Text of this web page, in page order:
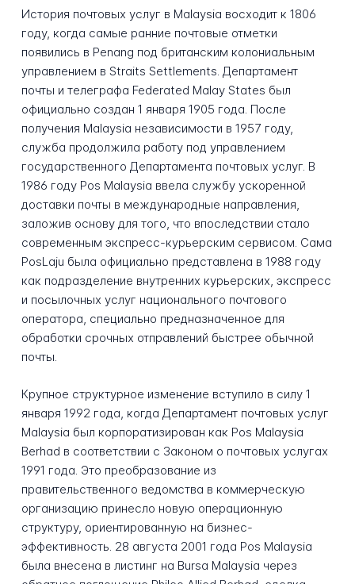
История почтовых услуг в Malaysia восходит к 1806
году, когда самые ранние почтовые отметки
появились в Penang под британским колониальным
управлением в Straits Settlements. Департамент
почты и телеграфа Federated Malay States был
официально создан 1 января 1905 года. После
получения Malaysia независимости в 1957 году,
служба продолжила работу под управлением
государственного Департамента почтовых услуг. В
1986 году Pos Malaysia ввела службу ускоренной
доставки почты в международные направления,
заложив основу для того, что впоследствии стало
современным экспресс-курьерским сервисом. Сама
PosLaju была официально представлена в 1988 году
как подразделение внутренних курьерских, экспресс
и посылочных услуг национального почтового
оператора, специально предназначенное для
обработки срочных отправлений быстрее обычной
почты.
Крупное структурное изменение вступило в силу 1
января 1992 года, когда Департамент почтовых услуг
Malaysia был корпоратизирован как Pos Malaysia
Berhad в соответствии с Законом о почтовых услугах
1991 года. Это преобразование из
правительственного ведомства в коммерческую
организацию принесло новую операционную
структуру, ориентированную на бизнес-
эффективность. 28 августа 2001 года Pos Malaysia
была внесена в листинг на Bursa Malaysia через